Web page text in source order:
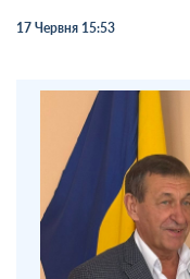
17 Червня 15:53